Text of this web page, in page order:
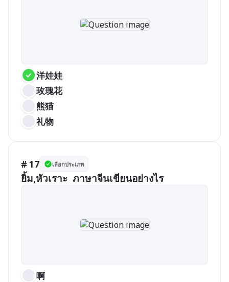
洋娃娃
玫瑰花
熊猫
礼物
# 17 เลือกประเภท
啊